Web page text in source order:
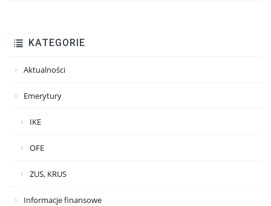
KATEGORIE
Aktualności
Emerytury
IKE
OFE
ZUS, KRUS
Informacje finansowe